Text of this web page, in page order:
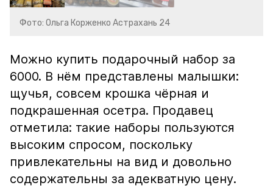
Фото: Ольга Корженко Астрахань 24
Можно купить подарочный набор за
6000. В нём представлены малышки:
щучья, совсем крошка чёрная и
подкрашенная осетра. Продавец
отметила: такие наборы пользуются
высоким спросом, поскольку
привлекательны на вид и довольно
содержательны за адекватную цену.